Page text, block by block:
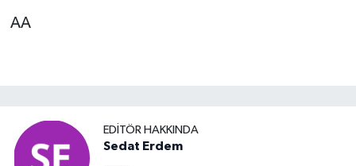
AA
EDITÖR HAKKINDA
Sedat Erdem